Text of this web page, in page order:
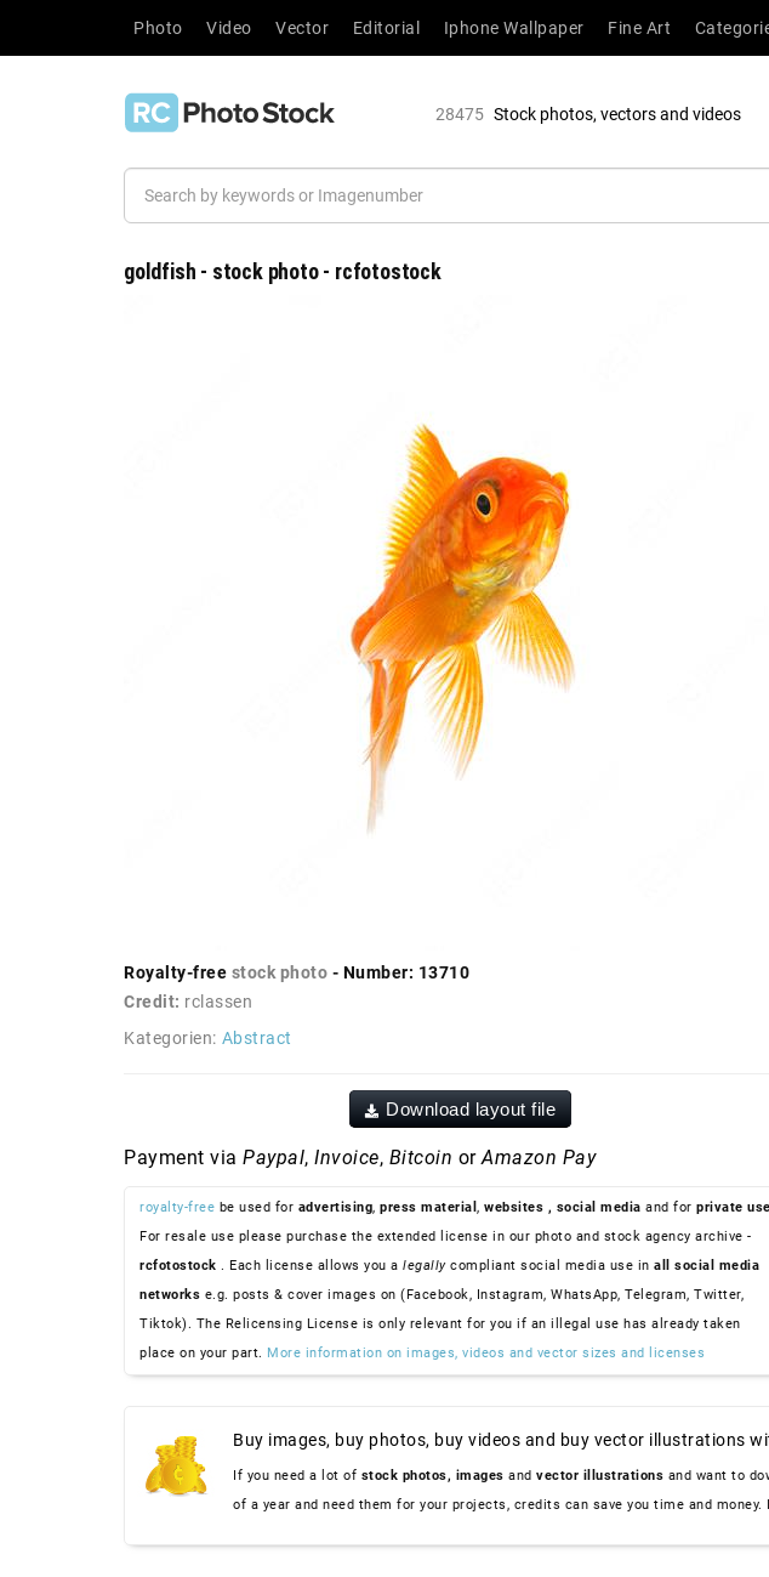
Photo Video Vector Editorial Iphone Wallpaper Fine Art
28475 Stock photos, vectors and videos
goldfish - stock photo - rcfotostock
Royalty-free stock photo - Number: 13710
Credit: rclassen
Kategorien: Abstract
Download layout file
Payment via Paypal, Invoice, Bitcoin or Amazon Pay
royalty-free be used for advertising, press material , websites , social media and for private use
For resale use please purchase the extended license in our photo and stock agency archive -
rcfotostock . Each license allows you a legallycompliant social media use in all social media
networks e.g. posts & cover images on (Facebook, Instagram, WhatsApp, Telegram, Twitter,
Tiktok). The Relicensing License is only relevant for you if an illegal use has already taken
place on your part. More information on images, videos and vector sizes and licenses
Buy images, buy photos, buy videos and buy vector illustrations
If you need a lot of stock photos, images and vector illustrations and want to
of a year and need them for your projects, credits can save you time and